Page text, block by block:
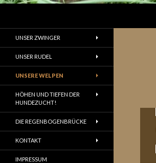
UNSER ZWINGER
UNSER RUDEL
UNSERE WELPEN
HÖHEN UND TIEFEN DER
HUNDEZUCHT!
DIE REGENBOGENBRÜCKE
KONTAKT
IMPRESSUM